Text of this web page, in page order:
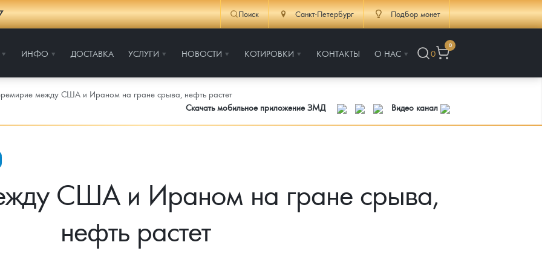
Поиск Санкт-Петербург Подбор монет
ИНФО ДОСТАВКА УСЛУГИ НОВОСТИ КОТИРОВКИ КОНТАКТЫ О НАС 0
0
между США и Ираном на гране срыва, нефть растет
Скачать мобильное приложение ЗМД
Видео канал
США и Ираном на гране срыва,
нефть растет